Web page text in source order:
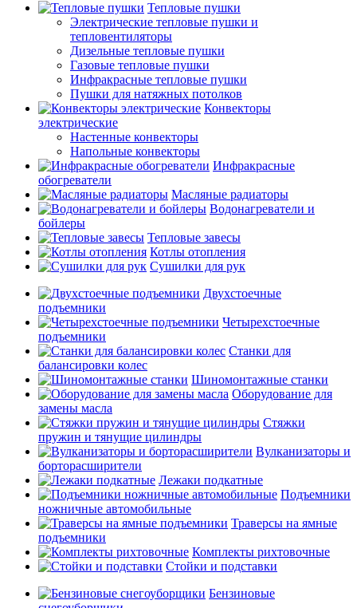
Тепловые пушки
Электрические тепловые пушки и
тепловентиляторы
Дизельные тепловые пушки
Газовые тепловые пушки
Инфракрасные тепловые пушки
Пушки для натяжных потолков
Конвекторы
электрические
Настенные конвекторы
Напольные конвекторы
Инфракрасные
обогреватели
Масляные радиаторы
Водонагреватели и
бойлеры
Тепловые завесы
Котлы отопления
Сушилки для рук
Двухстоечные
подъемники
Четырехстоечные
подъемники
Станки для
балансировки колес
Шиномонтажные станки
Оборудование для
замены масла
Стяжки
пружин и тянущие цилиндры
Вулканизаторы и
борторасширители
Лежаки подкатные
Подъемники
ножничные автомобильные
Траверсы на ямные
подъемники
Комплекты рихтовочные
Стойки и подставки
Бензиновые